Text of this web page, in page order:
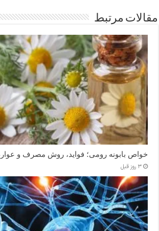
مقالات مرتبط
خواص بابونه رومی؛ فواید، روش مصرف و
3 روز قبل